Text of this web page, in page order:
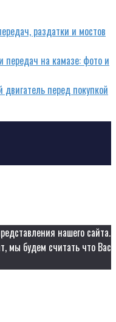
раздатки и мостов
передач на камазе: фото и
перед покупкой
нашего сайта.
мы будем считать что Вас